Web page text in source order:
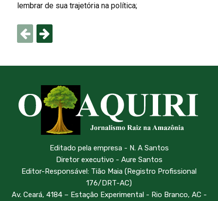
lembrar de sua trajetória na política;
Editado pela empresa - N. A Santos
Diretor executivo - Aure Santos
Editor-Responsável: Tião Maia (Registro Profissional
176/DRT-AC)
Av. Ceará, 4184 – Estação Experimental - Rio Branco, AC -